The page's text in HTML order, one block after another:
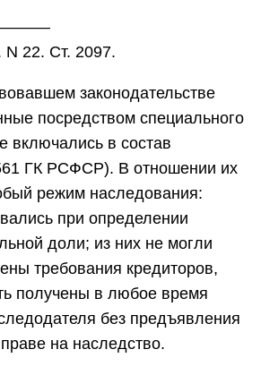
22. Ст. 2097.
законодательстве
посредством специального
включались в состав
ГК РСФСР). В отношении их
режим наследования:
при определении
доли; из них не могли
требования кредиторов,
получены в любое время
без предъявления
на наследство.